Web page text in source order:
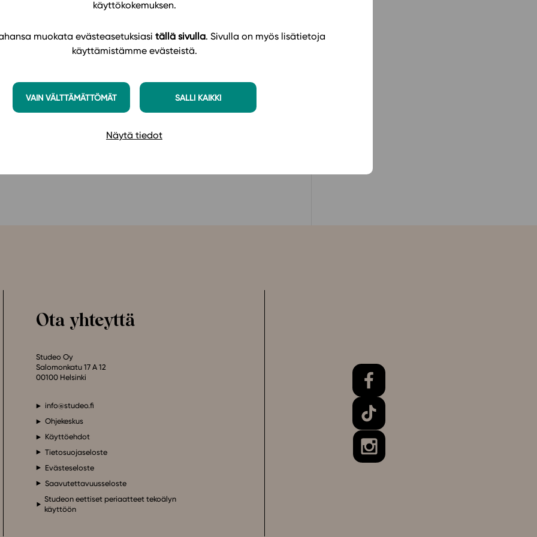
käyttökokemuksen.
muokata evästeasetuksiasi tällä sivulla. Sivulla on myös lisätietoja
käyttämistämme evästeistä.
VAIN VÄLTTÄMÄTTÖMÄT SALLI KAIKKI
Näytä tiedot
erityyppiset oppimistehtävät, uskontojen autenttiset
lisäävät opiskelijan uskonto- ja kulttuurilukutaitoa. Ne
kysymyksistä ja toimia moniuskontoisessa ja
yksilöllisesti ja vuorovaikutuksessa toisten
ja viestintäteknologian avulla. Opiskelijan oman
ja arviointi on helppoa niin opiskelijalle
Ota yhteyttä
Studeo Oy
Salomonkatu 17 A 12
00100 Helsinki
info@studeo.fi
Ohjekeskus
Käyttöehdot
Tietosuojaseloste
Evästeseloste
Saavutettavuusseloste
Studeon eettiset periaatteet tekoälyn
käyttöön